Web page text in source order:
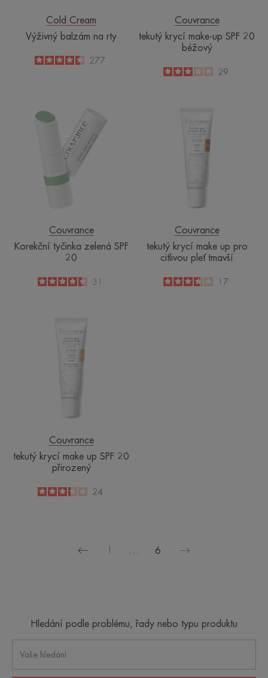
Cold Cream
Výživný balzám na rty
4.5
/
5
277
Couvrance
tekutý krycí make-up SPF 20
béžový
3
/
5
29
tyčinka
zelená
SPF
20
Couvrance
Korekční tyčinka zelená SPF
20
4.5
/
5
31
krycí
make
up
Couvrance
tekutý krycí make up pro
citlivou pleť tmavší
3.6
/517
krycí
make
up
Couvrance
tekutý krycí make up SPF 20
přirozený
3.3
/
5
24
Předchozí
1 … 6
Hledání podle problému, řady nebo typu produktu